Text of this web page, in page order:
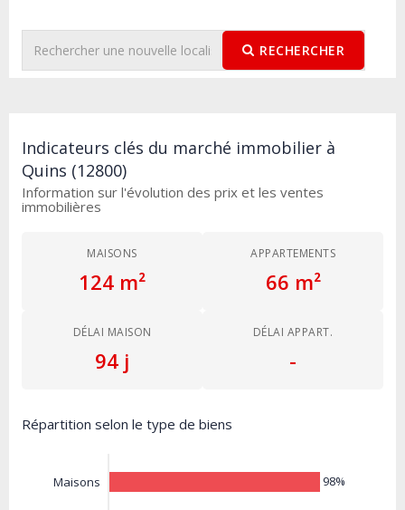
RECHERCHER
Indicateurs clés du marché immobilier à
Quins (12800)
Information sur l'évolution des prix et les ventes
immobilières
MAISONS
124 m²
APPARTEMENTS
66 m²
DÉLAI MAISON
94 j
DÉLAI APPART.
-
Répartition selon le type de biens
Maisons 98%